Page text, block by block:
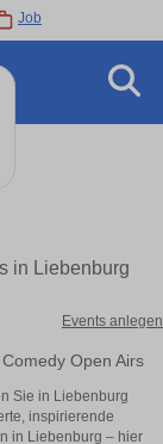
Job
in Liebenburg
Events anlegen
Open Airs
Sie in Liebenburg
inspirierende
in Liebenburg – hier